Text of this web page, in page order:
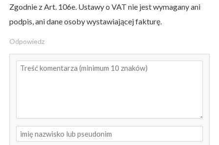
Zgodnie z Art. 106e. Ustawy o VAT nie jest wymagany ani
podpis, ani dane osoby wystawiającej fakturę.
Odpowiedz